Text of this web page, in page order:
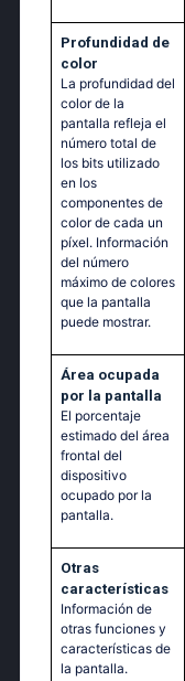
Profundidad de
color
La profundidad del
color de la
pantalla refleja el
número total de
los bits utilizado
en los
componentes de
color de cada un
píxel. Información
del número
máximo de colores
que la pantalla
puede mostrar.
Área ocupada
por la pantalla
El porcentaje
estimado del área
frontal del
dispositivo
ocupado por la
pantalla.
Otras
características
Información de
otras funciones y
características de
la pantalla.